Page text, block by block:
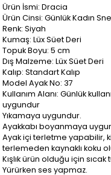
Ürün İsmi: Dracia
Ürün Cinsi: Günlük Kadın
Renk: Siyah
Kumaş: Lüx Süet Deri
Topuk Boyu: 5 cm
Dış Malzeme: Lüx Süet Deri
Kalıp: Standart Kalıp
Model Ayak No: 37
Kullanım Alanı: Günlük
uygundur
Yıkamaya uygundur.
Ayakkabı boyanmaya
Ayak içi terletme yapabilir,
terlemeden kaynaklı koku
Kışlık ürün olduğu için
Yürürken ses yapmaz.